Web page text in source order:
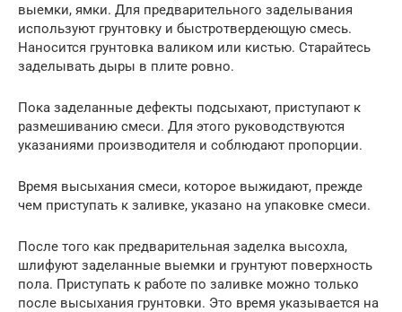
выемки, ямки. Для предварительного заделывания
используют грунтовку и быстротвердеющую смесь.
Наносится грунтовка валиком или кистью. Старайтесь
заделывать дыры в плите ровно.
Пока заделанные дефекты подсыхают, приступают к
размешиванию смеси. Для этого руководствуются
указаниями производителя и соблюдают пропорции.
Время высыхания смеси, которое выжидают, прежде
чем приступать к заливке, указано на упаковке смеси.
После того как предварительная заделка высохла,
шлифуют заделанные выемки и грунтуют поверхность
пола. Приступать к работе по заливке можно только
после высыхания грунтовки. Это время указывается на